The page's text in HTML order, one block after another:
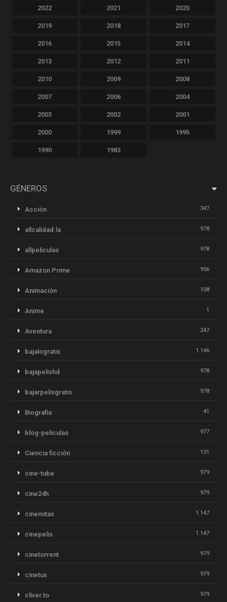
2022 2021 2020
2019 2018 2017
2016 2015 2014
2013 2012 2011
2010 2009 2008
2007 2006 2004
2003 2002 2001
2000 1999 1995
1990 1983
GÉNEROS
Acción 347
allcalidad.la 978
allpeliculas 978
Amazon Prime 956
Animación 108
Anime 1
Aventura 247
bajalogratis 1.146
bajapelishd 978
bajarpelisgratis 978
Biografia 41
blog-peliculas 977
Ciencia ficción 131
cine-tube 979
cine24h 979
cinemitas 1.147
cinepelis 1.147
cinetorrent 979
cinetux 979
cliver.to 979